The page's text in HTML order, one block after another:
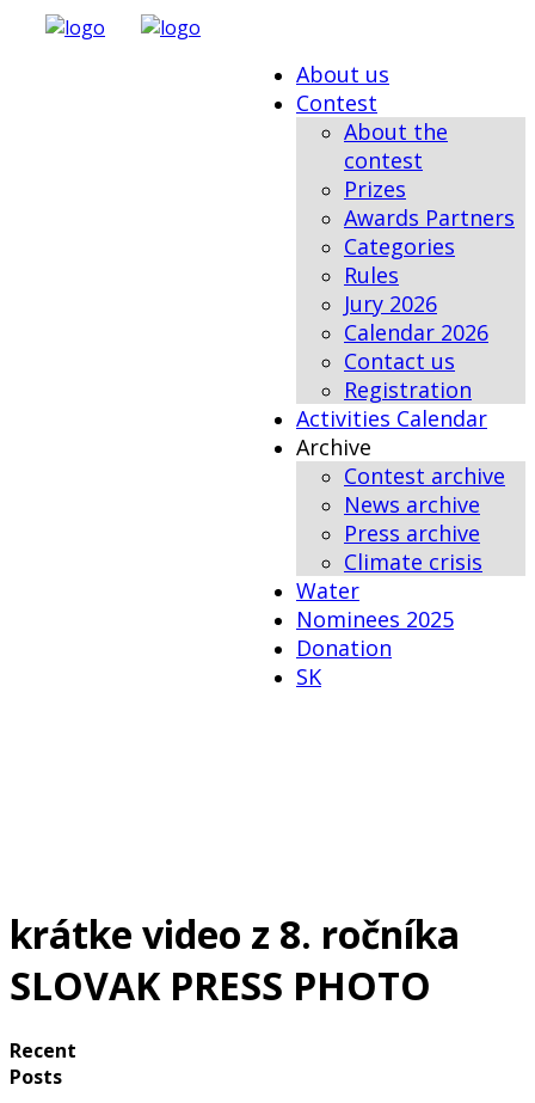
About us
Contest
About the
contest
Prizes
Awards Partners
Categories
Rules
Jury 2026
Calendar 2026
Contact us
Registration
Activities Calendar
Archive
Contest archive
News archive
Press archive
Climate crisis
Water
Nominees 2025
Donation
SK
krátke video z 8. ročníka
SLOVAK PRESS PHOTO
Recent
Posts